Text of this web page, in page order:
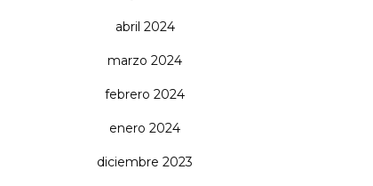
abril 2024
marzo 2024
febrero 2024
enero 2024
diciembre 2023